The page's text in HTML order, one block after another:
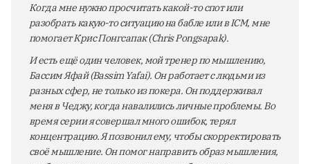
Когда мне нужно просчитать какой-то спот или
разобрать какую-то ситуацию на бабле или в ICM, мне
помогает Крис Понгсапак (Chris Pongsapak).
И есть ещё один человек, мой тренер по мышлению,
Бассим Яфай (Bassim Yafai). Он работает с людьми из
разных сфер, не только из покера. Он поддерживал
меня в Чеджу, когда навалились личные проблемы. Во
время серии я совершал много ошибок, терял
концентрацию. Я позвонил ему, чтобы скорректировать
своё мышление. Он помог направить образ мышления,